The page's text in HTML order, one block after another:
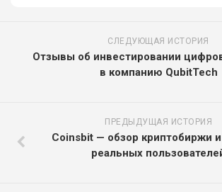
СЛЕДУЮЩАЯ ИСТОРИЯ
Отзывы об инвестировании
в компанию QubitTech
ПРЕДЫДУЩАЯ ИСТОРИЯ
Coinsbit — обзор криптобиржи
реальных